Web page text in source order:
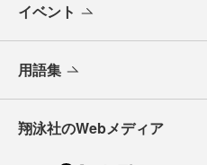
イベント
用語集
翔泳社のWebメディア